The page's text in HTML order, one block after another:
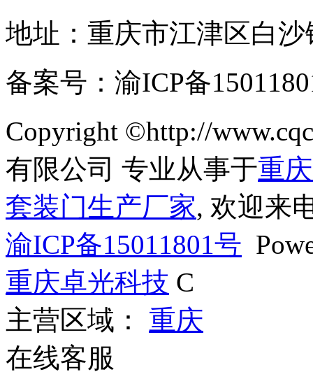
地址：重庆市江津区白
备案号：渝ICP备
Copyright ©http://
有限公司 专业从事于重
套装门生产厂家, 欢迎来
渝ICP备15011801号
重庆卓光科技 C
主营区域： 重庆
在线客服